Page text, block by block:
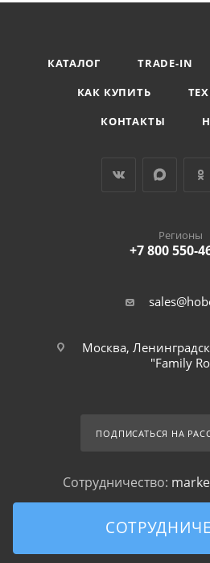
КАТАЛОГ TRADE-IN
КАК КУПИТЬ
КОНТАКТЫ
Регионы
+7 800 550-
Москва,
"Family
ПОДПИСАТЬСЯ НА
Сотрудничество: